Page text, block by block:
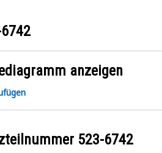
anzeigen
523-6742